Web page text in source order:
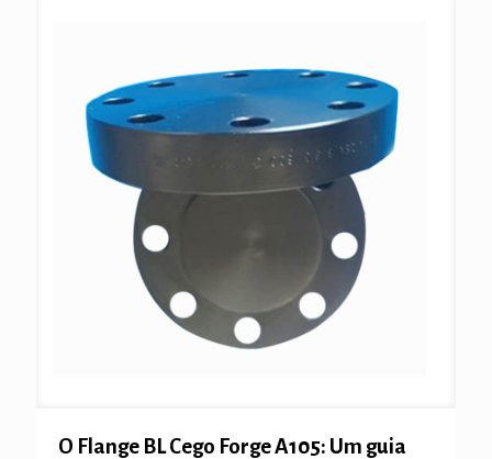
O Flange BL Cego Forge A105: Um guia